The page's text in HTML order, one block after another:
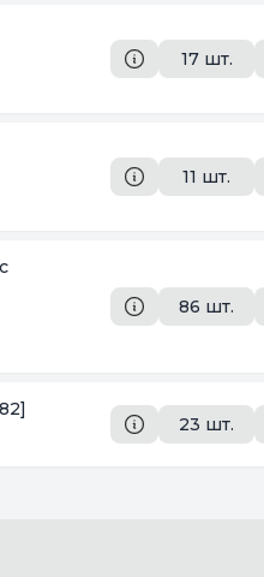
17 шт.
11 шт.
86 шт.
23 шт.